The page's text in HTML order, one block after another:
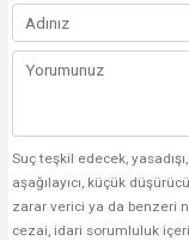
Suç teşkil edecek,
aşağılayıcı, küçük
zarar verici ya da benzeri
cezai, idari sorumluluk